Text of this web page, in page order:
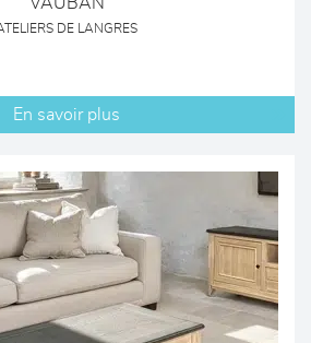
DE LANGRES
En savoir plus